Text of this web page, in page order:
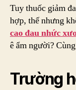
Tuy thuốc giảm
hợp, thế nhưng
cao đau nhức
ê ẩm người?
Trường